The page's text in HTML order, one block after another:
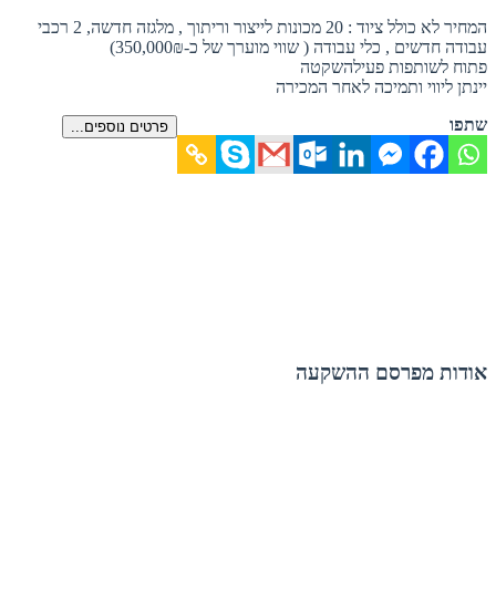
המחיר לא כולל ציוד : 20 מכונות לייצור וריתוך , מלגזה חדשה, 2 רכבי
עבודה חדשים , כלי עבודה ( שווי מוערך של כ-350,000₪)
פתוח לשותפות פעילהשקטה
יינתן ליווי ותמיכה לאחר המכירה
שתפו
פרטים נוספים...
אודות מפרסם ההשקעה